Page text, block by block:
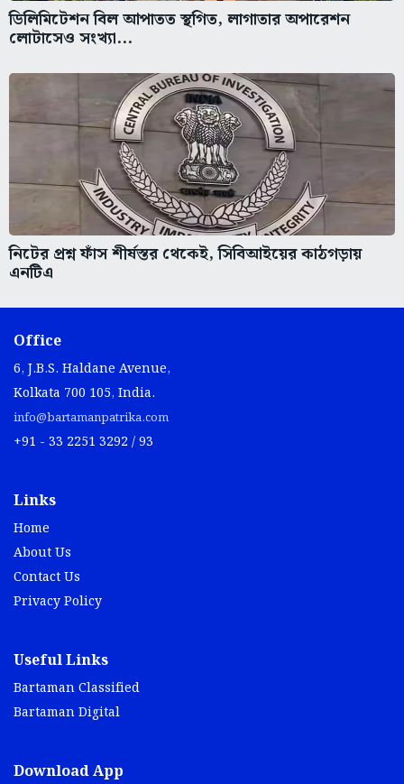
ডিলিমিটেশন বিল আপাতত স্থগিত, লাগাতার অপারেশন
লোটাসেও সংখ্যা...
নিটের প্রশ্ন ফাঁস শীর্ষস্তর থেকেই, সিবিআইয়ের কাঠগড়ায়
এনটিএ
Office
6, J.B.S. Haldane Avenue,
Kolkata 700 105, India.
info@bartamanpatrika.com
+91 - 33 2251 3292 / 93
Links
Home
About Us
Contact Us
Privacy Policy
Useful Links
Bartaman Classified
Bartaman Digital
Download App